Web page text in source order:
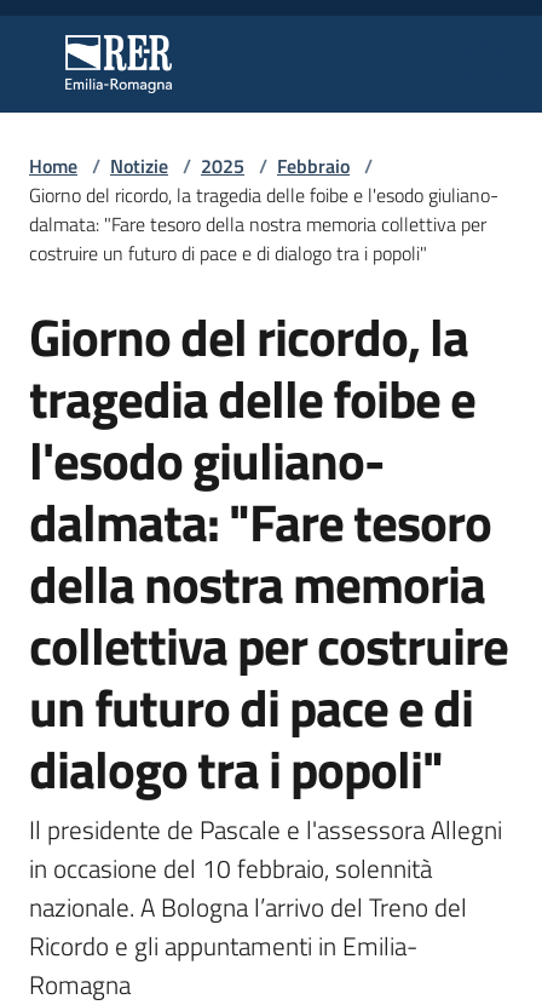
Regione Emilia-Romagna
Regione Emilia-Romagna
Regione
Servizi
Leggi
Atti
Bandi
Argomenti
Campagne
di
comunicazione
Seguici
su
Home / Notizie / 2025 / Febbraio /
Giorno del ricordo, la tragedia delle foibe e l'esodo giuliano-
dalmata: "Fare tesoro della nostra memoria collettiva per
costruire un futuro di pace e di dialogo tra i popoli"
Salta al contenuto
Giorno del ricordo, la
tragedia delle foibe e
l'esodo giuliano-
dalmata: "Fare tesoro
della nostra memoria
collettiva per costruire
un futuro di pace e di
dialogo tra i popoli"
Il presidente de Pascale e l'assessora Allegni
in occasione del 10 febbraio, solennità
nazionale. A Bologna l’arrivo del Treno del
Ricordo e gli appuntamenti in Emilia-
Romagna